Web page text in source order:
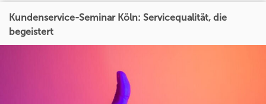
Kundenservice-Seminar Köln: Servicequalität, die
begeistert